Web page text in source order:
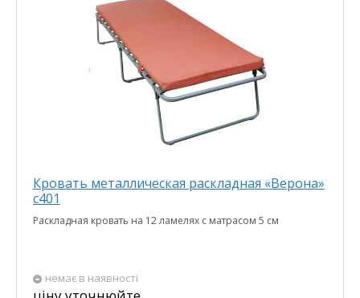
Кровать металлическая раскладная «Верона»
с401
Раскладная кровать на 12 ламелях с матрасом 5 см
немає в наявності